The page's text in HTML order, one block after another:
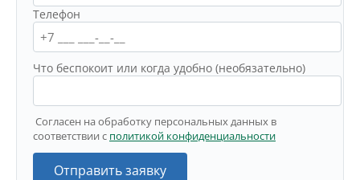
Телефон
Что беспокоит или когда удобно (необязательно)
Согласен на обработку персональных данных в
соответствии с политикой конфиденциальности
Отправить заявку